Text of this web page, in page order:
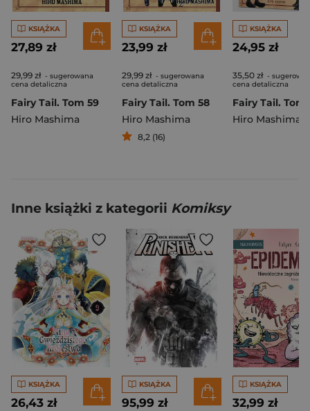
KSIĄŻKA
27,89 zł
29,99 zł - sugerowana
cena detaliczna
Fairy Tail. Tom 59
Hiro Mashima
KSIĄŻKA
23,99 zł
29,99 zł - sugerowana
cena detaliczna
Fairy Tail. Tom 58
Hiro Mashima
8,2 (16)
KSIĄŻKA
24,95 zł
35,50 zł -
cena detaliczna
Fairy Tail. Tom
Hiro Mashima
Inne książki z kategorii Komiksy
KSIĄŻKA
26,43 zł
KSIĄŻKA
95,99 zł
KSIĄŻKA
32,99 zł